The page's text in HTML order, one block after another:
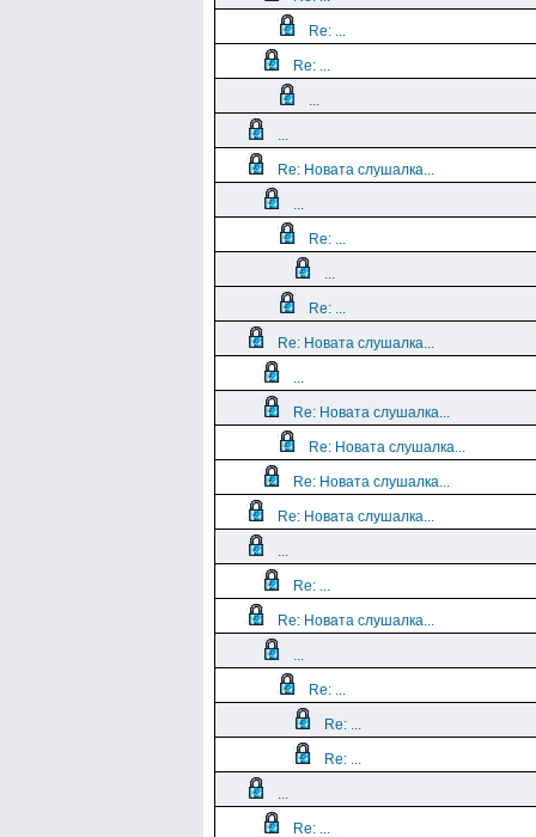
Re: ...
Re: ...
...
...
Re: Новата слушалка...
...
Re: ...
...
Re: ...
Re: Новата слушалка...
...
Re: Новата слушалка...
Re: Новата слушалка...
Re: Новата слушалка...
Re: Новата слушалка...
...
Re: ...
Re: Новата слушалка...
...
Re: ...
Re: ...
Re: ...
...
Re: ...